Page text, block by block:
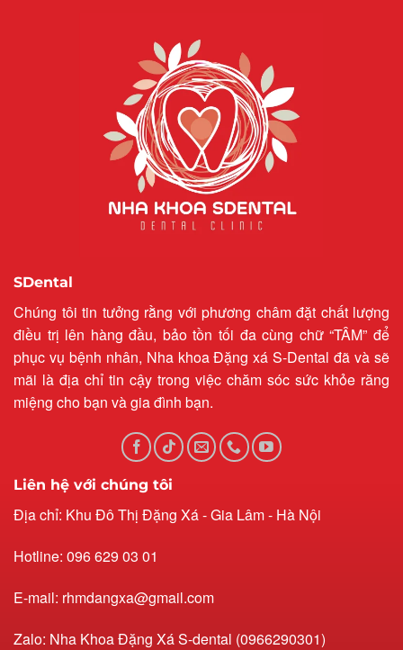
SDental
Chúng tôi tin tưởng rằng với phương châm đặt chất lượng
điều trị lên hàng đầu, bảo tồn tối đa cùng chữ “TÂM” để
phục vụ bệnh nhân, Nha khoa Đặng xá S-Dental đã và sẽ
mãi là địa chỉ tin cậy trong việc chăm sóc sức khỏe răng
miệng cho bạn và gia đình bạn.
Liên hệ với chúng tôi
Địa chỉ: Khu Đô Thị Đặng Xá - Gia Lâm - Hà Nội
Hotline: 096 629 03 01
E-mail: rhmdangxa@gmail.com
Zalo: Nha Khoa Đặng Xá S-dental (0966290301)